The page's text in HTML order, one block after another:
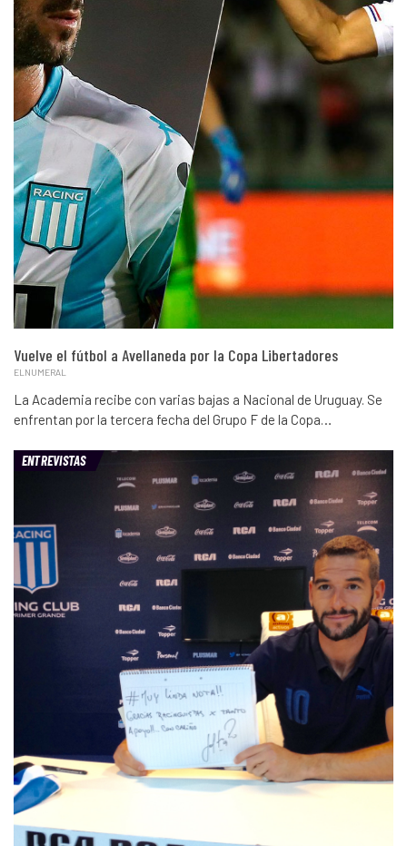
Vuelve el fútbol a Avellaneda por la Copa Libertadores
ELNUMERAL
La Academia recibe con varias bajas a Nacional de Uruguay. Se
enfrentan por la tercera fecha del Grupo F de la Copa…
ENTREVISTAS